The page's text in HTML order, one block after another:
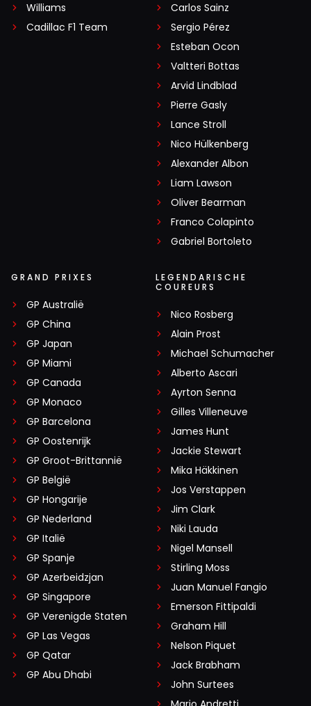
Williams
Cadillac F1 Team
Carlos Sainz
Sergio Pérez
Esteban Ocon
Valtteri Bottas
Arvid Lindblad
Pierre Gasly
Lance Stroll
Nico Hülkenberg
Alexander Albon
Liam Lawson
Oliver Bearman
Franco Colapinto
Gabriel Bortoleto
GRAND PRIXES
GP Australië
GP China
GP Japan
GP Miami
GP Canada
GP Monaco
GP Barcelona
GP Oostenrijk
GP Groot-Brittannië
GP België
GP Hongarije
GP Nederland
GP Italië
GP Spanje
GP Azerbeidzjan
GP Singapore
GP Verenigde Staten
GP Las Vegas
GP Qatar
GP Abu Dhabi
LEGENDARISCHE
COUREURS
Nico Rosberg
Alain Prost
Michael Schumacher
Alberto Ascari
Ayrton Senna
Gilles Villeneuve
James Hunt
Jackie Stewart
Mika Häkkinen
Jos Verstappen
Jim Clark
Niki Lauda
Nigel Mansell
Stirling Moss
Juan Manuel Fangio
Emerson Fittipaldi
Graham Hill
Nelson Piquet
Jack Brabham
John Surtees